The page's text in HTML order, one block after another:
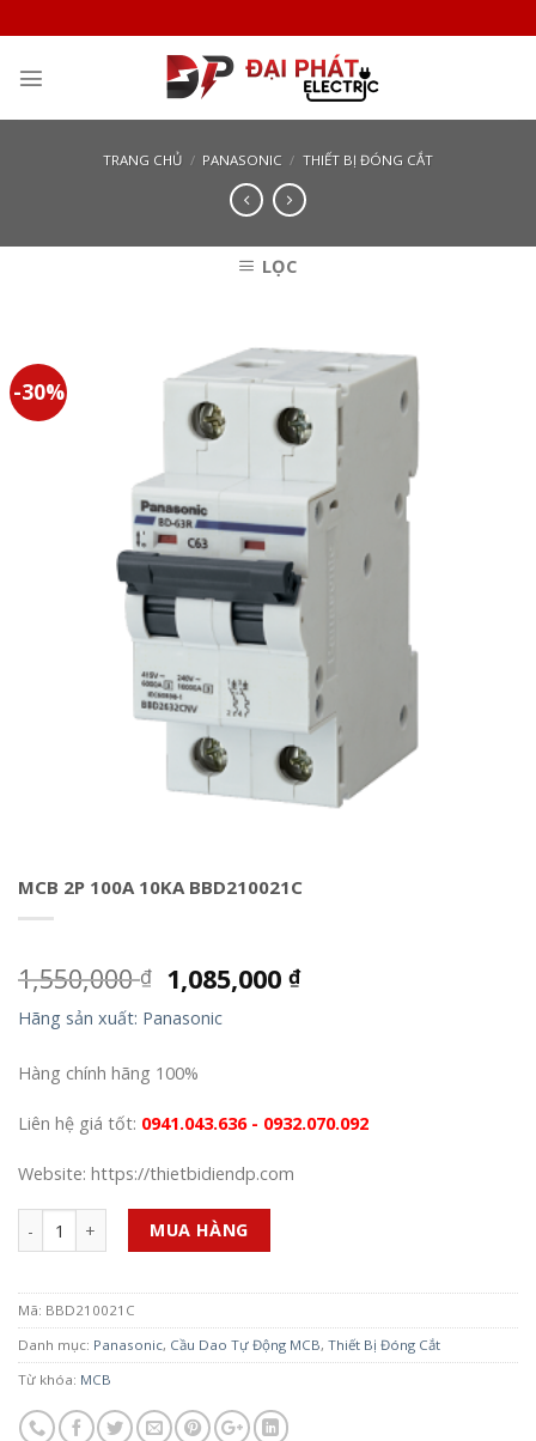
to
content
TRANG CHỦ / PANASONIC / THIẾT BỊ ĐÓNG CẮT
LỌC
-30%
MCB 2P 100A 10KA BBD210021C
1,550,000₫ 1,085,000₫
Hãng sản xuất: Panasonic
Hàng chính hãng 100%
Liên hệ giá tốt: 0941.043.636 - 0932.070.092
Website: https://thietbidiendp.com
Số lượng MUA HÀNG
Mã: BBD210021C
Danh mục: Panasonic, Cầu Dao Tự Động MCB, Thiết Bị Đóng Cắt
Từ khóa: MCB